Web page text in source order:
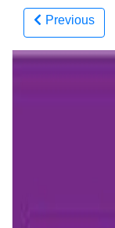
Previous